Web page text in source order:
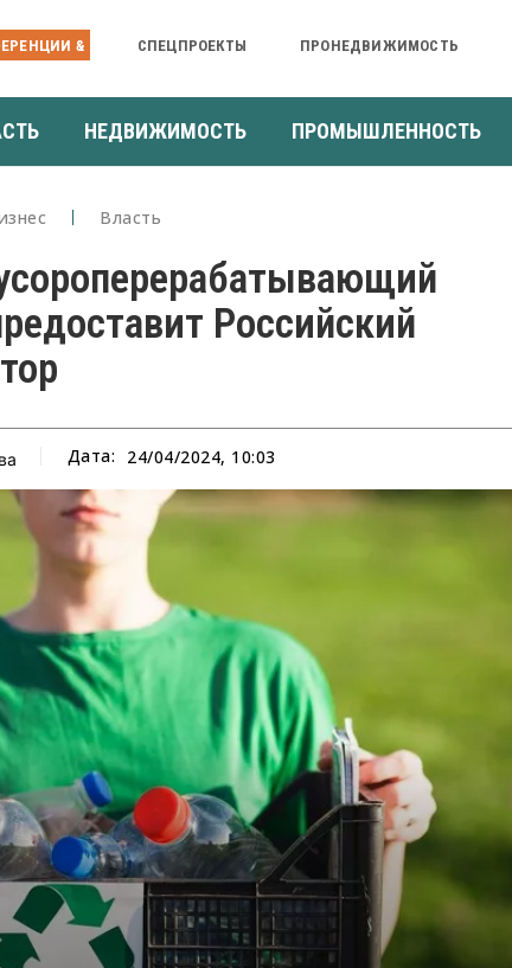
& СПЕЦПРОЕКТЫ ПРОНЕДВИЖИМОСТЬ
НЕДВИЖИМОСТЬ ПРОМЫШЛЕННОСТЬ
Власть
Российский
Дата: 24/04/2024, 10:03